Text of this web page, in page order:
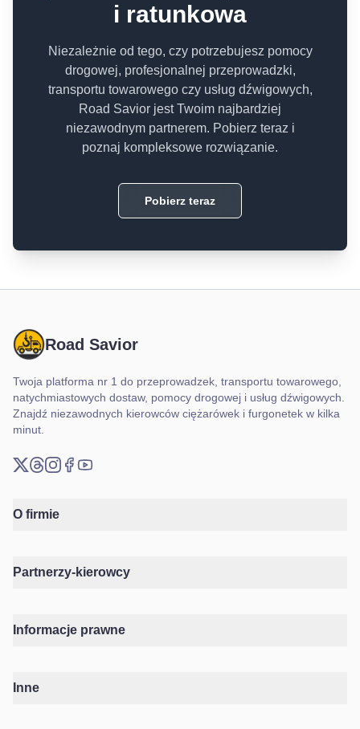
i ratunkowa
Niezależnie od tego, czy potrzebujesz pomocy
drogowej, profesjonalnej przeprowadzki,
transportu towarowego czy usług dźwigowych,
Road Savior jest Twoim najbardziej
niezawodnym partnerem. Pobierz teraz i
poznaj kompleksowe rozwiązanie.
Pobierz teraz
Road Savior
Twoja platforma nr 1 do przeprowadzek, transportu towarowego,
natychmiastowych dostaw, pomocy drogowej i usług dźwigowych.
Znajdź niezawodnych kierowców ciężarówek i furgonetek w kilka
minut.
O firmie
Partnerzy-kierowcy
Informacje prawne
Inne